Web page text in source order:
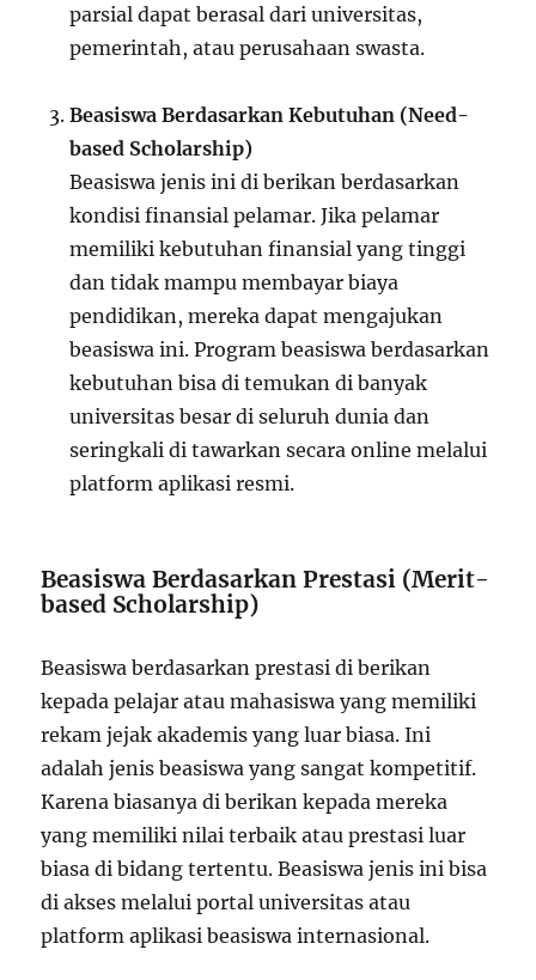
parsial dapat berasal dari universitas,
pemerintah, atau perusahaan swasta.
Beasiswa Berdasarkan Kebutuhan (Need-
based Scholarship)
Beasiswa jenis ini di berikan berdasarkan
kondisi finansial pelamar. Jika pelamar
memiliki kebutuhan finansial yang tinggi
dan tidak mampu membayar biaya
pendidikan, mereka dapat mengajukan
beasiswa ini. Program beasiswa berdasarkan
kebutuhan bisa di temukan di banyak
universitas besar di seluruh dunia dan
seringkali di tawarkan secara online melalui
platform aplikasi resmi.
Beasiswa Berdasarkan Prestasi (Merit-
based Scholarship)
Beasiswa berdasarkan prestasi di berikan
kepada pelajar atau mahasiswa yang memiliki
rekam jejak akademis yang luar biasa. Ini
adalah jenis beasiswa yang sangat kompetitif.
Karena biasanya di berikan kepada mereka
yang memiliki nilai terbaik atau prestasi luar
biasa di bidang tertentu. Beasiswa jenis ini bisa
di akses melalui portal universitas atau
platform aplikasi beasiswa internasional.